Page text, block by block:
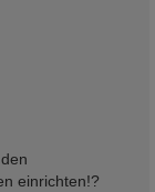
einrichten!?